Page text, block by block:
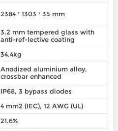
2384 ˣ 1303 ˣ 35 mm
3.2 mm tempered glass with
anti-ref-lective coating
34.4kg
Anodized aluminium alloy,
crossbar enhanced
IP68, 3 bypass diodes
4 mm2 (IEC), 12 AWG (UL)
21.6%